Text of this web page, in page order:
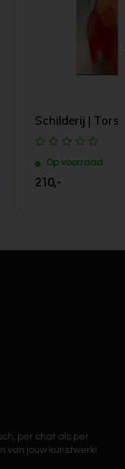
Schilderij |
Op voorraad
210,-
per chat als per
van jouw kunstwerk!